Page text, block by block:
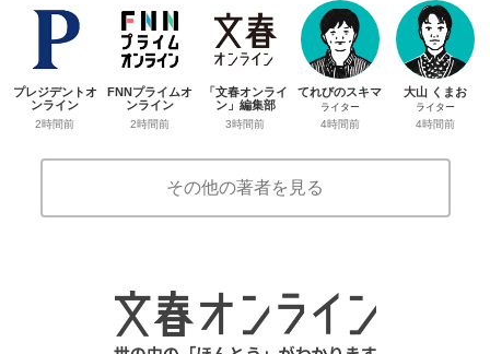
プレジデントオ
ンライン
2時間前
FNNプライムオ
ンライン
2時間前
「文春オンライ
ン」編集部
3時間前
てれびのスキマ
ライター
4時間前
大山 くまお
ライター
4時間前
その他の著者を見る